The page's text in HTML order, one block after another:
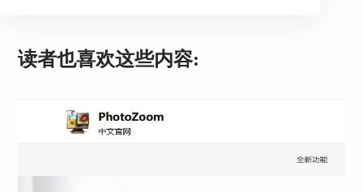
重新拍摄既费时又费力，最重要的是，拍证件照时
穿的衣服没有型，松松垮垮，还会影响我们的求职
读者也喜欢这些内容: